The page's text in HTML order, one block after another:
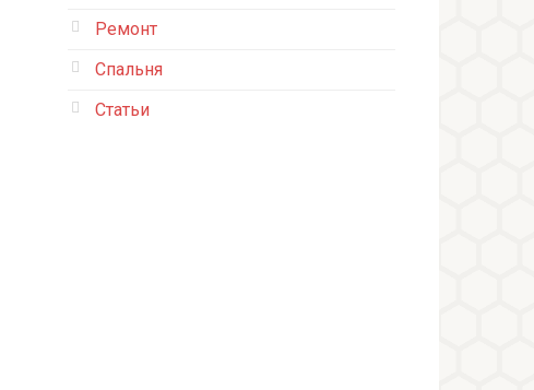
Ремонт
Спальня
Статьи